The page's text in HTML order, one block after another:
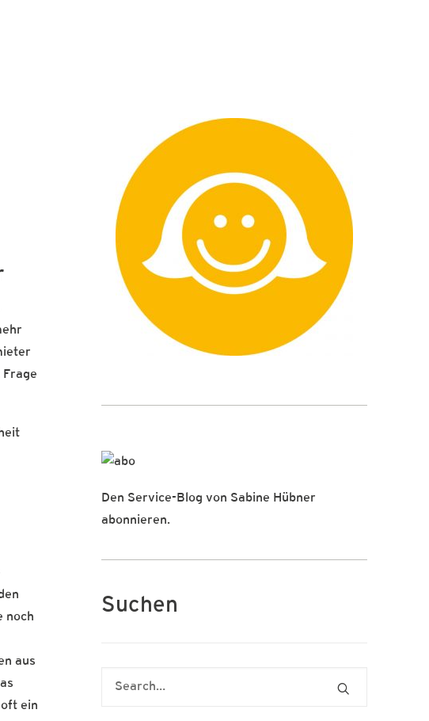
Frage
noch
aus
ein
Den Service-Blog von Sabine Hübner
abonnieren.
Suchen